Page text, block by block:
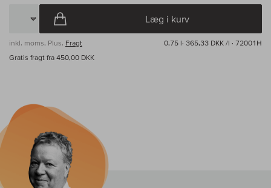
Læg i kurv
inkl. moms, Plus. Fragt 0,75 l· 365,33 DKK /l · 72001H
Gratis fragt fra 450,00 DKK